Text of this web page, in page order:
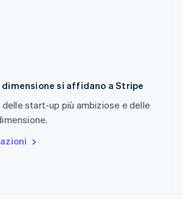
si affidano a Stripe
start-up più ambiziose e delle
简体中文